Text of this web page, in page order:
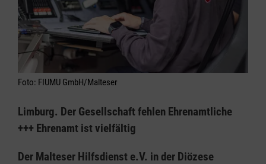
Foto: FIUMU GmbH/Malteser
Limburg. ​​​​​​​Der Gesellschaft fehlen Ehrenamtliche
+++ Ehrenamt ist vielfältig
Der Malteser Hilfsdienst e.V. in der Diözese